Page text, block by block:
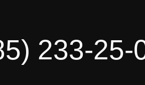
233-25-